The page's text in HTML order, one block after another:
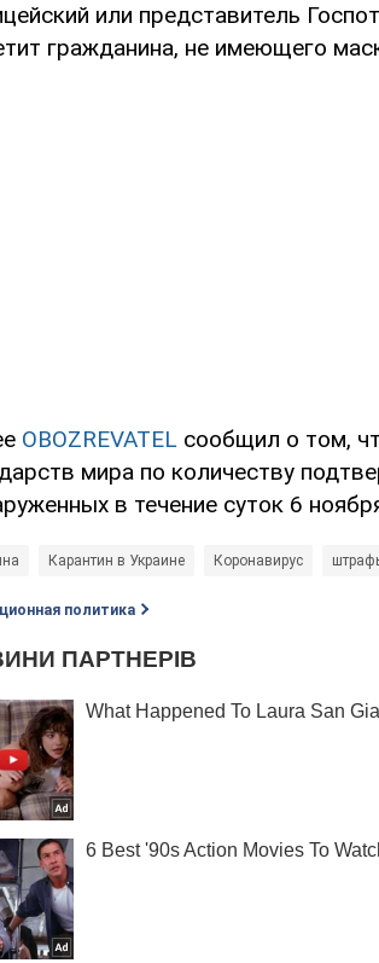
или представитель
гражданина, не имеющего
OBOZREVATEL сообщил о том,
мира по количеству
в течение суток 6
Карантин в Украине Коронавирус
политика